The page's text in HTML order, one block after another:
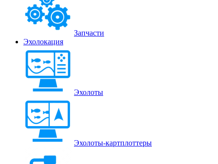
Запчасти
Эхолокация
Эхолоты
Эхолоты-картплоттеры